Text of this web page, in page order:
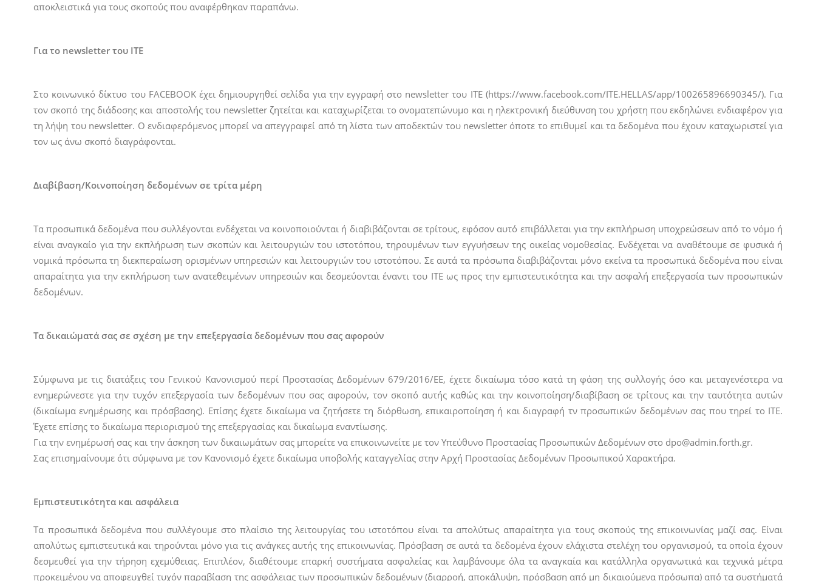
αποκλειστικά για τους σκοπούς που αναφέρθηκαν παραπάνω.
Για το newsletter του ΙΤΕ
Στο κοινωνικό δίκτυο του FACEBOOK έχει δημιουργηθεί σελίδα για την εγγραφή στο newsletter του ΙΤΕ (https://www.facebook.com/ITE.HELLAS/app/100265896690345/). Για
τον σκοπό της διάδοσης και αποστολής του newsletter ζητείται και καταχωρίζεται το ονοματεπώνυμο και η ηλεκτρονική διεύθυνση του χρήστη που εκδηλώνει ενδιαφέρον για
τη λήψη του newsletter. Ο ενδιαφερόμενος μπορεί να απεγγραφεί από τη λίστα των αποδεκτών του newsletter όποτε το επιθυμεί και τα δεδομένα που έχουν καταχωριστεί για
τον ως άνω σκοπό διαγράφονται.
Διαβίβαση/Κοινοποίηση δεδομένων σε τρίτα μέρη
Τα προσωπικά δεδομένα που συλλέγονται ενδέχεται να κοινοποιούνται ή διαβιβάζονται σε τρίτους, εφόσον αυτό επιβάλλεται για την εκπλήρωση υποχρεώσεων από το νόμο ή
είναι αναγκαίο για την εκπλήρωση των σκοπών και λειτουργιών του ιστοτόπου, τηρουμένων των εγγυήσεων της οικείας νομοθεσίας. Ενδέχεται να αναθέτουμε σε φυσικά ή
νομικά πρόσωπα τη διεκπεραίωση ορισμένων υπηρεσιών και λειτουργιών του ιστοτόπου. Σε αυτά τα πρόσωπα διαβιβάζονται μόνο εκείνα τα προσωπικά δεδομένα που είναι
απαραίτητα για την εκπλήρωση των ανατεθειμένων υπηρεσιών και δεσμεύονται έναντι του ΙΤΕ ως προς την εμπιστευτικότητα και την ασφαλή επεξεργασία των προσωπικών
δεδομένων.
Τα δικαιώματά σας σε σχέση με την επεξεργασία δεδομένων που σας αφορούν
Σύμφωνα με τις διατάξεις του Γενικού Κανονισμού περί Προστασίας Δεδομένων 679/2016/ΕΕ, έχετε δικαίωμα τόσο κατά τη φάση της συλλογής όσο και μεταγενέστερα να
ενημερώνεστε για την τυχόν επεξεργασία των δεδομένων που σας αφορούν, τον σκοπό αυτής καθώς και την κοινοποίηση/διαβίβαση σε τρίτους και την ταυτότητα αυτών
(δικαίωμα ενημέρωσης και πρόσβασης). Επίσης έχετε δικαίωμα να ζητήσετε τη διόρθωση, επικαιροποίηση ή και διαγραφή τν προσωπικών δεδομένων σας που τηρεί το ΙΤΕ.
Έχετε επίσης το δικαίωμα περιορισμού της επεξεργασίας και δικαίωμα εναντίωσης.
Για την ενημέρωσή σας και την άσκηση των δικαιωμάτων σας μπορείτε να επικοινωνείτε με τον Υπεύθυνο Προστασίας Προσωπικών Δεδομένων στο dpo@admin.forth.gr.
Σας επισημαίνουμε ότι σύμφωνα με τον Κανονισμό έχετε δικαίωμα υποβολής καταγγελίας στην Αρχή Προστασίας Δεδομένων Προσωπικού Χαρακτήρα.
Εμπιστευτικότητα και ασφάλεια
Τα προσωπικά δεδομένα που συλλέγουμε στο πλαίσιο της λειτουργίας του ιστοτόπου είναι τα απολύτως απαραίτητα για τους σκοπούς της επικοινωνίας μαζί σας. Είναι
απολύτως εμπιστευτικά και τηρούνται μόνο για τις ανάγκες αυτής της επικοινωνίας. Πρόσβαση σε αυτά τα δεδομένα έχουν ελάχιστα στελέχη του οργανισμού, τα οποία έχουν
δεσμευθεί για την τήρηση εχεμύθειας. Επιπλέον, διαθέτουμε επαρκή συστήματα ασφαλείας και λαμβάνουμε όλα τα αναγκαία και κατάλληλα οργανωτικά και τεχνικά μέτρα
προκειμένου να αποφευχθεί τυχόν παραβίαση της ασφάλειας των προσωπικών δεδομένων (διαρροή, αποκάλυψη, πρόσβαση από μη δικαιούμενα πρόσωπα) από τα συστήματά